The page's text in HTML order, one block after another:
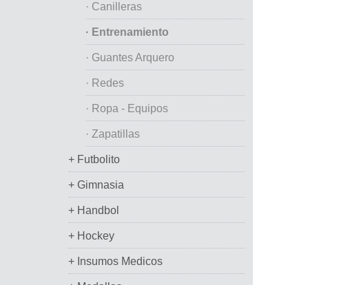
· Canilleras
· Entrenamiento
· Guantes Arquero
· Redes
· Ropa - Equipos
· Zapatillas
+ Futbolito
+ Gimnasia
+ Handbol
+ Hockey
+ Insumos Medicos